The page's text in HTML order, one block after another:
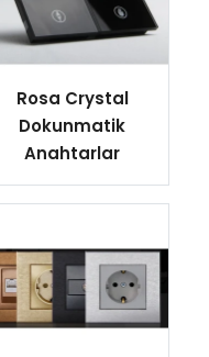
Rosa Crystal
Dokunmatik
Anahtarlar